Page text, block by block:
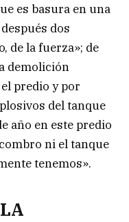
es basura en una
dos
de la fuerza»; de
demolición
predio y por
del tanque
año en este predio
ni el tanque
tenemos».